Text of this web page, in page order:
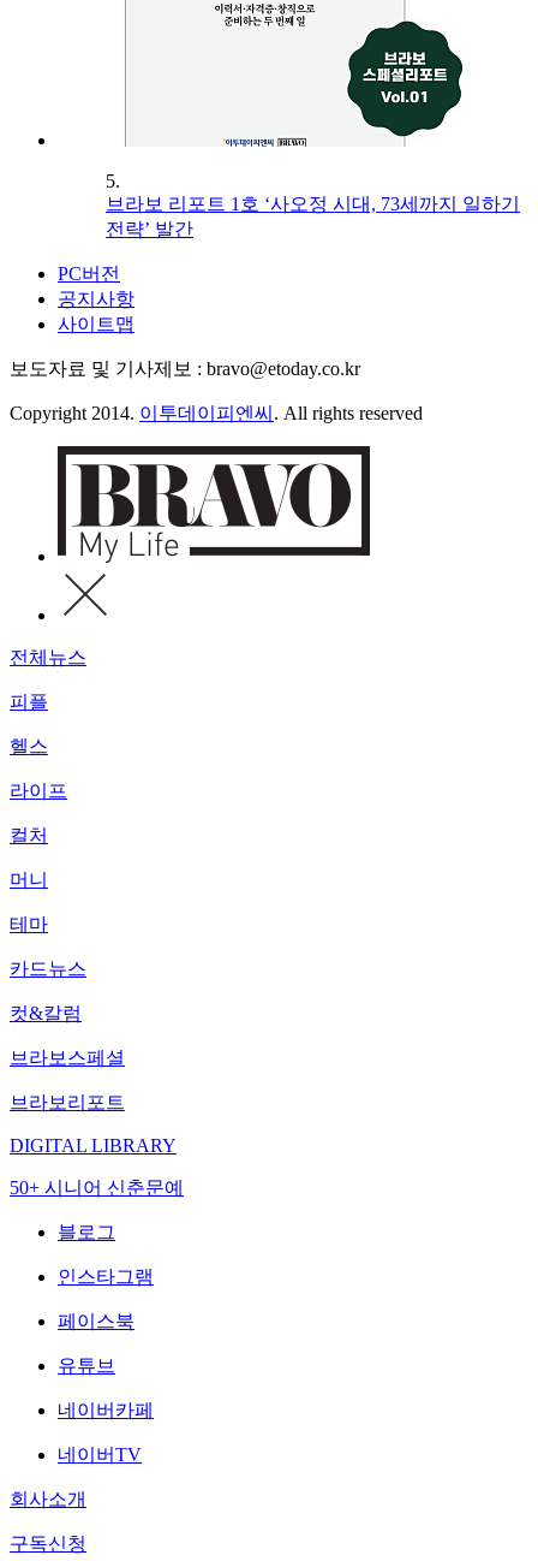
5.
브라보 리포트 1호 ‘사오정 시대, 73세까지 일하기
전략’ 발간
PC버전
공지사항
사이트맵
보도자료 및 기사제보 : bravo@etoday.co.kr
Copyright 2014. 이투데이피엔씨 . All rights reserved
전체뉴스
피플
헬스
라이프
컬처
머니
테마
카드뉴스
컷&칼럼
브라보스페셜
브라보리포트
DIGITAL LIBRARY
50+ 시니어 신춘문예
블로그
인스타그램
페이스북
유튜브
네이버카페
네이버TV
회사소개
구독신청